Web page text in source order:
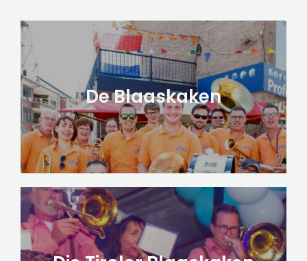
De Blaaskaken